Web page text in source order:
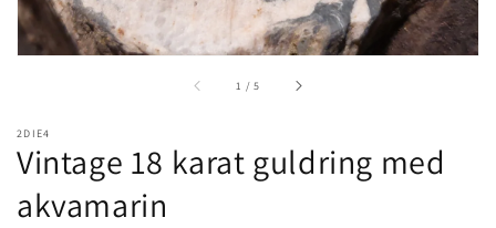
1 /of
5
2DIE4
Vintage 18 karat guldring med
akvamarin